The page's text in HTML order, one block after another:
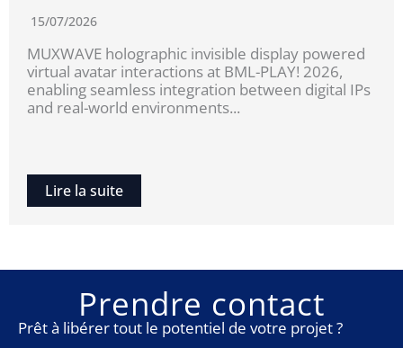
15/07/2026
MUXWAVE holographic invisible display powered
virtual avatar interactions at BML-PLAY! 2026,
enabling seamless integration between digital IPs
and real-world environments...
Lire la suite
Prendre contact
Prêt à libérer tout le potentiel de votre projet ?